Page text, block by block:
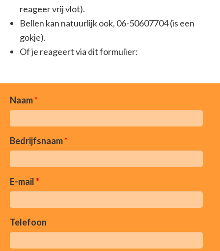
reageer vrij vlot).
Bellen kan natuurlijk ook, 06-50607704 (is een
gokje).
Of je reageert via dit formulier:
Naam*
Bedrijfsnaam*
E-mail*
Telefoon